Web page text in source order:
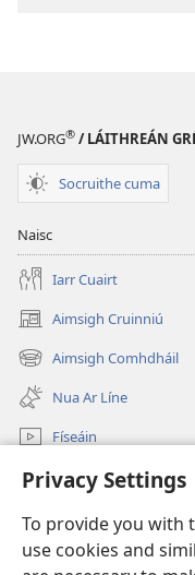
Privacy Settings
To provide you with
use cookies and
JW.ORG® / LÁITHREÁN
Socruithe cuma
Naisc
Iarr Cuairt
Aimsigh Cruinniú
(opens
new
window)
Aimsigh Comhdháil
(opens
new
window)
Nua Ar Líne
Físeáin
Cuardaigh
Síntiúis
(opens
new